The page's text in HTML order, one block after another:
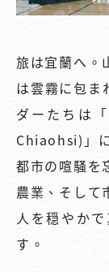
旅は宜蘭へ。
は雲霧に包ま
ダーたちは
Chiaohsi)」
都市の喧騒を
農業、そして
人を穏やか
す。